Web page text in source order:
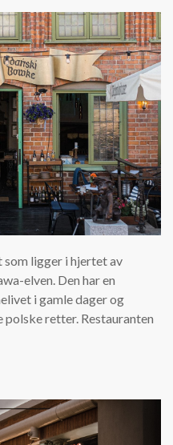
som ligger i hjertet av
elven. Den har en
i gamle dager og
polske retter. Restauranten